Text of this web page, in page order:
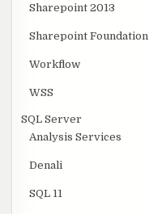
Sharepoint 2013
Sharepoint Foundation
Workflow
WSS
SQL Server
Analysis Services
Denali
SQL 11